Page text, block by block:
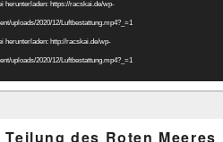
herunterladen: https://racskai.de/wp-
uploads/2020/12/Luftbestattung.mp4?_=1
herunterladen: http://racskai.de/wp-
uploads/2020/12/Luftbestattung.mp4?_=1
Teilung des Roten Meeres